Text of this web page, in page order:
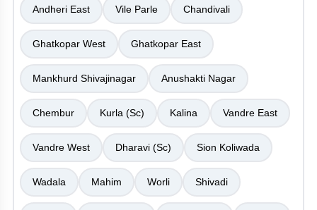
Andheri East Vile Parle Chandivali
Ghatkopar West Ghatkopar East
Mankhurd Shivajinagar Anushakti Nagar
Chembur Kurla (Sc) Kalina Vandre East
Vandre West Dharavi (Sc) Sion Koliwada
Wadala Mahim Worli Shivadi